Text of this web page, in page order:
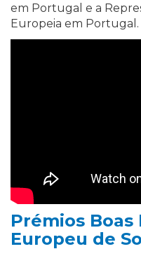
em Portugal e a
Europeia em Portugal.
Prémios Boas
Europeu de